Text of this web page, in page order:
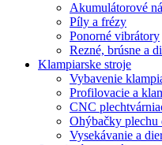
Akumulátorové
Píly a frézy
Ponorné vibrátory
Rezné, brúsne a
Klampiarske stroje
Vybavenie
Profilovacie a
CNC
Ohýbačky plechu
Vysekávanie a